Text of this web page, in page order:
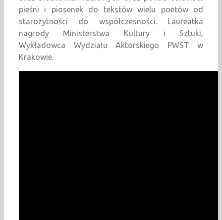
pieśni i piosenek do tekstów wielu poetów od
starożytności do współczesności. Laureatka
nagrody Ministerstwa Kultury i Sztuki,
Wykładowca Wydziału Aktorskiego PWST w
Krakowie.